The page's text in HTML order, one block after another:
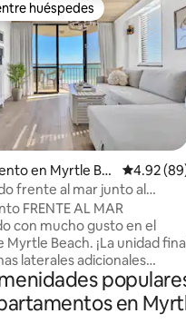
huéspedes
huéspedes
en Myrtle Be
4.92
frente al mar junto al
FRENTE AL MAR
con mucho gusto en el
Myrtle Beach. ¡La unidad
laterales adicionales
que no se pueden igualar!
isla, despensa, cocina,
microondas y nevera. Los
en